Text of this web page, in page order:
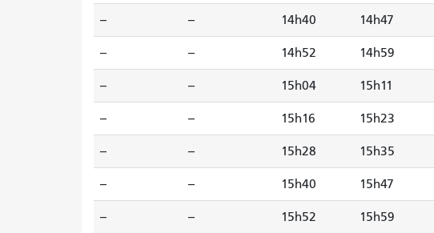
-- -- 14h40 14h47
-- -- 14h52 14h59
-- -- 15h04 15h11
-- -- 15h16 15h23
-- -- 15h28 15h35
-- -- 15h40 15h47
-- -- 15h52 15h59